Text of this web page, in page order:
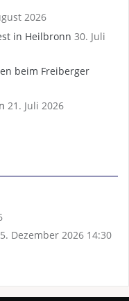
2026
in Heilbronn 30. Juli
beim Freiberger
21. Juli 2026
Dezember 2026 14:30